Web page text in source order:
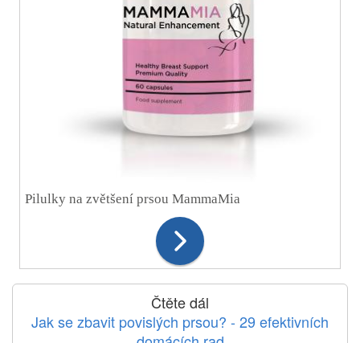
Pilulky na zvětšení prsou MammaMia
Čtěte dál
Jak se zbavit povislých prsou? - 29 efektivních